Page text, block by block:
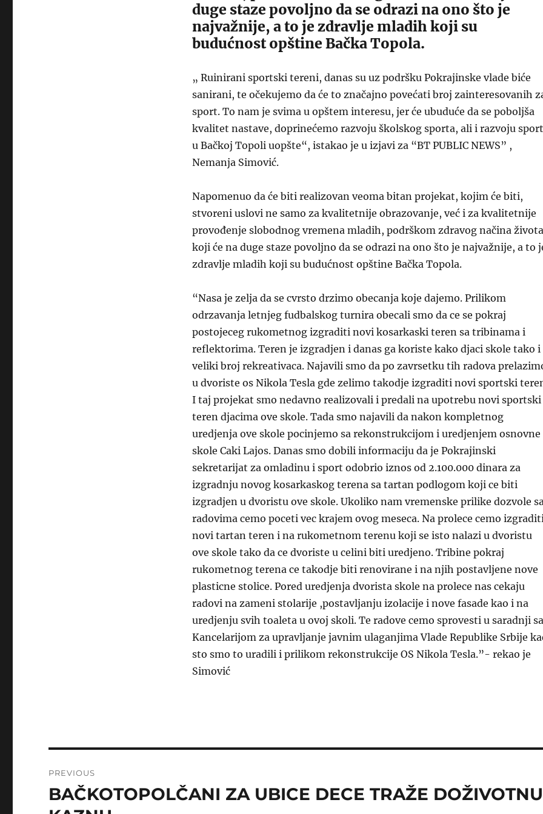
duge staze povoljno da se odrazi na ono što je
najvažnije, a to je zdravlje mladih koji su
budućnost opštine Bačka Topola.
„ Ruinirani sportski tereni, danas su uz podršku Pokrajinske vlade biće
sanirani, te očekujemo da će to značajno povećati broj zainteresovanih
sport. To nam je svima u opštem interesu, jer će ubuduće da se poboljša
kvalitet nastave, doprinećemo razvoju školskog sporta, ali i razvoju
u Bačkoj Topoli uopšte“, istakao je u izjavi za “BT PUBLIC NEWS” ,
Nemanja Simović.
Napomenuo da će biti realizovan veoma bitan projekat, kojim će biti,
stvoreni uslovi ne samo za kvalitetnije obrazovanje, već i za kvalitetnije
provođenje slobodnog vremena mladih, podrškom zdravog načina života
koji će na duge staze povoljno da se odrazi na ono što je najvažnije, a to
zdravlje mladih koji su budućnost opštine Bačka Topola.
“Nasa je zelja da se cvrsto drzimo obecanja koje dajemo. Prilikom
odrzavanja letnjeg fudbalskog turnira obecali smo da ce se pokraj
postojeceg rukometnog izgraditi novi kosarkaski teren sa tribinama i
reflektorima. Teren je izgradjen i danas ga koriste kako djaci skole tako i
veliki broj rekreativaca. Najavili smo da po zavrsetku tih radova
u dvoriste os Nikola Tesla gde zelimo takodje izgraditi novi sportski
I taj projekat smo nedavno realizovali i predali na upotrebu novi sportski
teren djacima ove skole. Tada smo najavili da nakon kompletnog
uredjenja ove skole pocinjemo sa rekonstrukcijom i uredjenjem osnovne
skole Caki Lajos. Danas smo dobili informaciju da je Pokrajinski
sekretarijat za omladinu i sport odobrio iznos od 2.100.000 dinara za
izgradnju novog kosarkaskog terena sa tartan podlogom koji ce biti
izgradjen u dvoristu ove skole. Ukoliko nam vremenske prilike dozvole
radovima cemo poceti vec krajem ovog meseca. Na prolece cemo
novi tartan teren i na rukometnom terenu koji se isto nalazi u dvoristu
ove skole tako da ce dvoriste u celini biti uredjeno. Tribine pokraj
rukometnog terena ce takodje biti renovirane i na njih postavljene nove
plasticne stolice. Pored uredjenja dvorista skole na prolece nas cekaju
radovi na zameni stolarije ,postavljanju izolacije i nove fasade kao i na
uredjenju svih toaleta u ovoj skoli. Te radove cemo sprovesti u saradnji sa
Kancelarijom za upravljanje javnim ulaganjima Vlade Republike Srbije
sto smo to uradili i prilikom rekonstrukcije OS Nikola Tesla.”- rekao je
Simović
navigation
PREVIOUS
Previous
post:
BAČKOTOPOLČANI ZA UBICE DECE TRAŽE DOŽIVOTNU